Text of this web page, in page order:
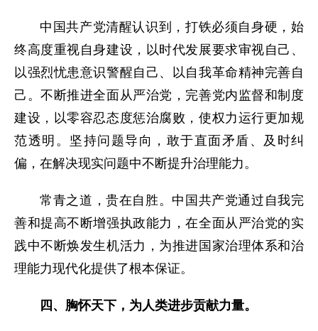
中国共产党清醒认识到，打铁必须自身硬，始
终高度重视自身建设，以时代发展要求审视自己、
以强烈忧患意识警醒自己、以自我革命精神完善自
己。不断推进全面从严治党，完善党内监督和制度
建设，以零容忍态度惩治腐败，使权力运行更加规
范透明。坚持问题导向，敢于直面矛盾、及时纠
偏，在解决现实问题中不断提升治理能力。
常青之道，贵在自胜。中国共产党通过自我完
善和提高不断增强执政能力，在全面从严治党的实
践中不断焕发生机活力，为推进国家治理体系和治
理能力现代化提供了根本保证。
四、胸怀天下，为人类进步贡献力量。